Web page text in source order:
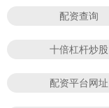
配资查询
十倍杠杆炒股
配资平台网址